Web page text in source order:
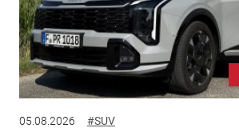
05.08.2026 #SUV